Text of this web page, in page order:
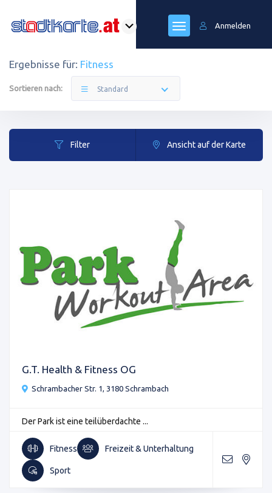
Anmelden
Ergebnisse für: Fitness
Sortieren nach: Standard
Filter Ansicht auf der Karte
G.T. Health & Fitness OG
Schrambacher Str. 1, 3180 Schrambach
Der Park ist eine teilüberdachte ...
Fitness Freizeit & Unterhaltung
Sport